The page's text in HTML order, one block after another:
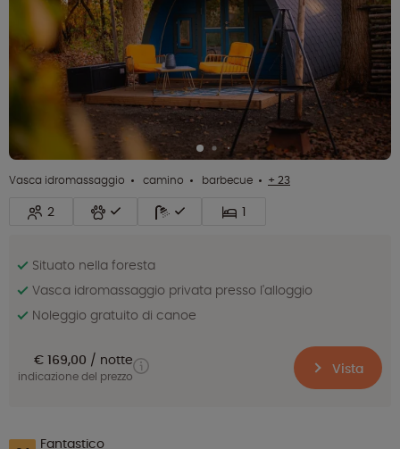
Vasca idromassaggio camino barbecue + 23
2 1
Situato nella foresta
Vasca idromassaggio privata presso l'alloggio
Noleggio gratuito di canoe
€ 169,00 notte
indicazione del prezzo Vista
Fantastico